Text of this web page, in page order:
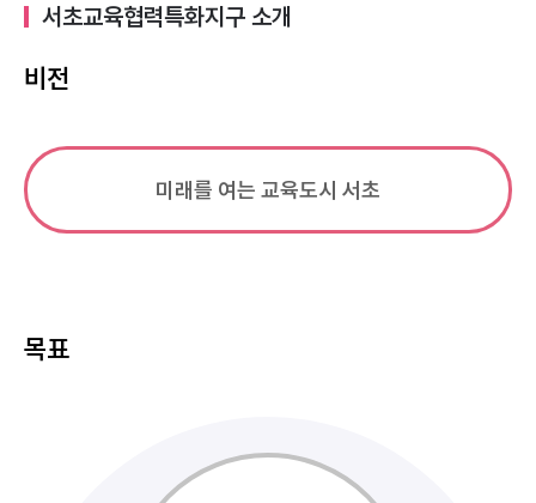
서초교육협력특화지구 소개​
비전
미래를 여는 교육도시 서초
목표